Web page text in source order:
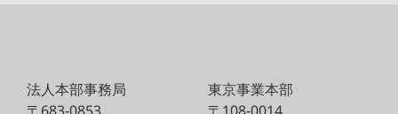
法人本部事務局
東京事業本部